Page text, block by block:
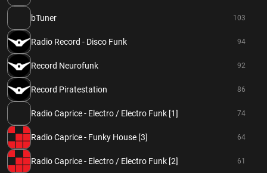
bTuner 103
Radio Record - Disco Funk 94
Record Neurofunk 92
Record Piratestation 86
Radio Caprice - Electro / Electro Funk [1] 74
Radio Caprice - Funky House [3] 64
Radio Caprice - Electro / Electro Funk [2] 61